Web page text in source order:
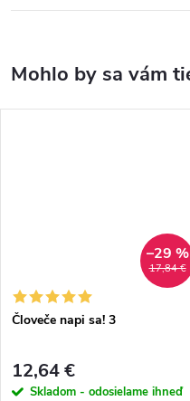
17,84 €
–29 %
Človeče napi sa! 3
12,64 €
Skladom - odosielame ihneď